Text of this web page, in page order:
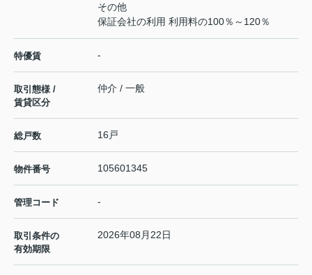
その他
保証会社の利用 利用料の100％～120％
特優賃 -
取引態様 /
賃貸区分
仲介 / 一般
総戸数 16戸
物件番号 105601345
管理コード -
取引条件の
有効期限
2026年08月22日